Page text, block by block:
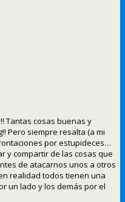
Tantas cosas buenas y
Pero siempre resalta (a mi
por estupideces…
y compartir de las cosas que
de atacarnos unos a otros
realidad todos tienen una
un lado y los demás por el